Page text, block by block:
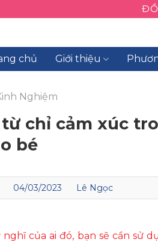
chủ Giới thiệu
Nghiệm
từ chỉ cảm xúc
bé
04/03/2023 Lê Ngọc
của ai đó, bạn sẽ cần sử